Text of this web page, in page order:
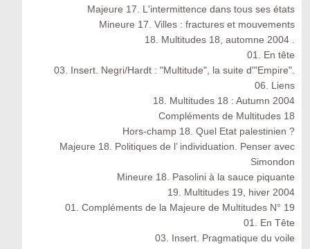
Majeure 17. L'intermittence dans tous ses états
Mineure 17. Villes : fractures et mouvements
18. Multitudes 18, automne 2004 .
01. En tête
03. Insert. Negri/Hardt : "Multitude", la suite d'"Empire".
06. Liens
18. Multitudes 18 : Autumn 2004
Compléments de Multitudes 18
Hors-champ 18. Quel Etat palestinien ?
Majeure 18. Politiques de l’ individuation. Penser avec
Simondon
Mineure 18. Pasolini à la sauce piquante
19. Multitudes 19, hiver 2004
01. Compléments de la Majeure de Multitudes N° 19
01. En Tête
03. Insert. Pragmatique du voile